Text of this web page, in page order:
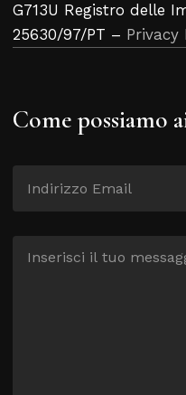
G713U Registro delle
25630/97/PT – Privacy
Come possiamo